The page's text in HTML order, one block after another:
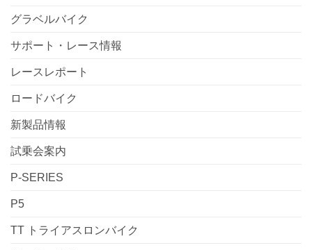
グラベルバイク
サポート・レース情報
レースレポート
ロードバイク
新製品情報
試乗会案内
P-SERIES
P5
TT トライアスロンバイク